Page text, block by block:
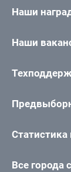
Наши
Наши
Статистика
Все города